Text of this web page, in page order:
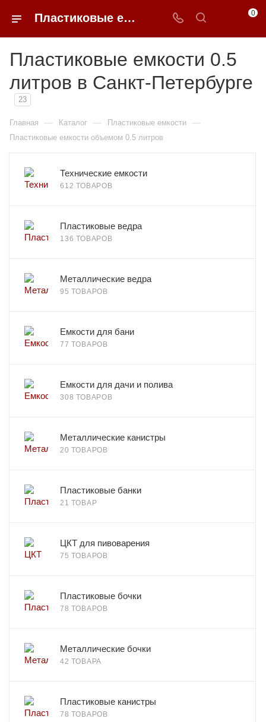
Пластиковые емкости 0.5 литров в Санкт-Петербурге 0
Пластиковые емкости 0.5
литров в Санкт-Петербурге
23
Главная — Каталог — Пластиковые емкости —
Пластиковые емкости объемом 0.5 литров
Технические емкости
612 ТОВАРОВ
Пластиковые ведра
136 ТОВАРОВ
Металлические ведра
95 ТОВАРОВ
Емкости для бани
77 ТОВАРОВ
Емкости для дачи и полива
308 ТОВАРОВ
Металлические канистры
20 ТОВАРОВ
Пластиковые банки
21 ТОВАР
ЦКТ для пивоварения
75 ТОВАРОВ
Пластиковые бочки
78 ТОВАРОВ
Металлические бочки
42 ТОВАРА
Пластиковые канистры
78 ТОВАРОВ